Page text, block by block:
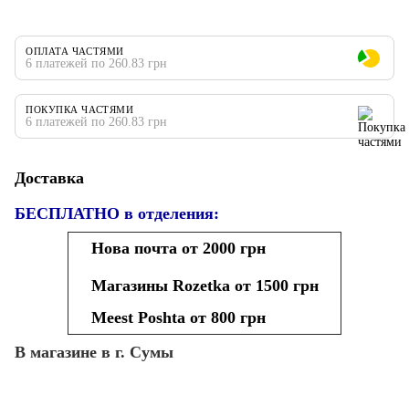
ОПЛАТА ЧАСТЯМИ
6 платежей по 260.83 грн
ПОКУПКА ЧАСТЯМИ
6 платежей по 260.83 грн
Доставка
БЕСПЛАТНО в отделения:
Нова почта от 2000 грн
Магазины Rozetka от 1500 грн
Meest Poshta от 800 грн
В магазине в г. Сумы